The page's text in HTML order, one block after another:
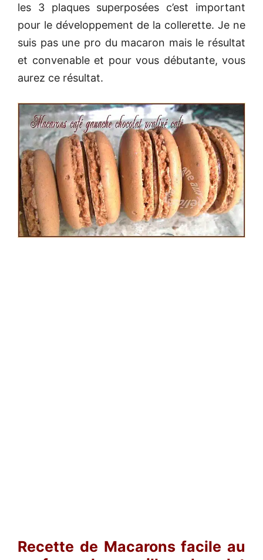
les 3 plaques superposées c’est important
pour le développement de la collerette. Je ne
suis pas une pro du macaron mais le résultat
et convenable et pour vous débutante, vous
aurez ce résultat.
Recette de Macarons facile au